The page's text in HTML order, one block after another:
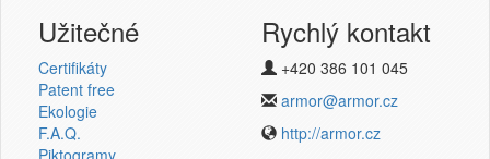
Termotransferové pásky
v novém e-shopu
Užitečné
Certifikáty
Patent free
Ekologie
F.A.Q.
Rychlý kontakt
+420 386 101 045
armor@armor.cz
http://armor.cz